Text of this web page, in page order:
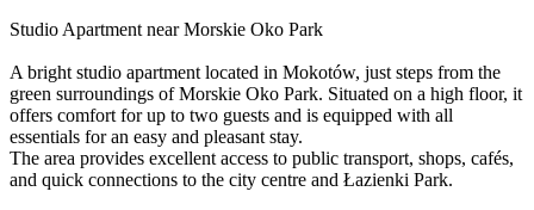
Studio Apartment near Morskie Oko Park
A bright studio apartment located in Mokotów, just steps from the
green surroundings of Morskie Oko Park. Situated on a high floor, it
offers comfort for up to two guests and is equipped with all
essentials for an easy and pleasant stay.
The area provides excellent access to public transport, shops, cafés,
and quick connections to the city centre and Łazienki Park.